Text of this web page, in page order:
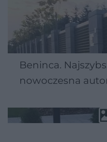
Beninca.
nowoczesna